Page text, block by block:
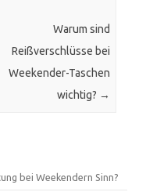
Warum sind
Reißverschlüsse bei
Weekender-Taschen
wichtig? →
bei Weekendern Sinn?